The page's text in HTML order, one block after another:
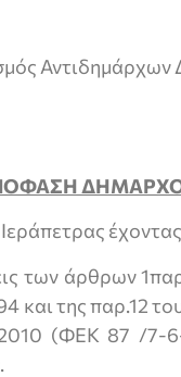
Αντιδημάρχων
των άρθρων
και της παρ.12
(ΦΕΚ 87 /7-